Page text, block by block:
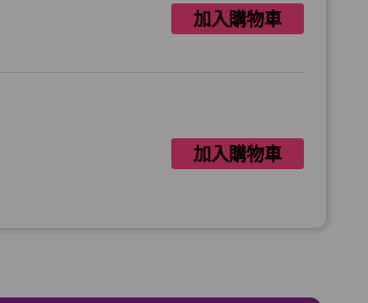
加入購物車
加入購物車